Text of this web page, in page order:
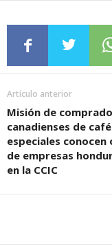
Artículo anterior
Misión de
canadienses de
especiales
de empresas
en la CCIC